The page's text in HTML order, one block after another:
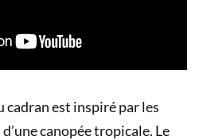
cadran est inspiré par les
canopée tropicale. Le